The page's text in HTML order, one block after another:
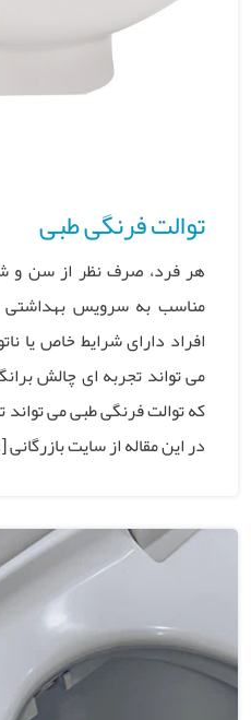
توالت فرنگی طبی
هر فرد، صرف نظر از سن و
مناسب به سرویس بهداشتی
افراد دارای شرایط خاص یا
می تواند تجربه ای چالش
که توالت فرنگی طبی می
در این مقاله از سایت